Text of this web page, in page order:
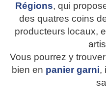
Régions, qui
des quatres coins
producteurs locaux,
Vous pourrez y
bien en panier garni,